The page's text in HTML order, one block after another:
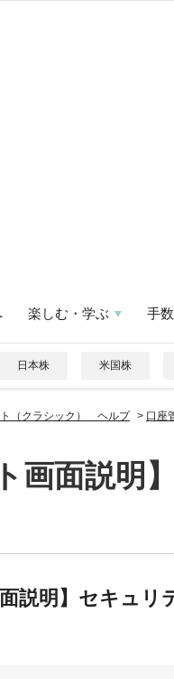
楽しむ・学ぶ 手
日本株 米国株
（クラシック） ヘルプ > 口座
画面説明
説明】セキュリ